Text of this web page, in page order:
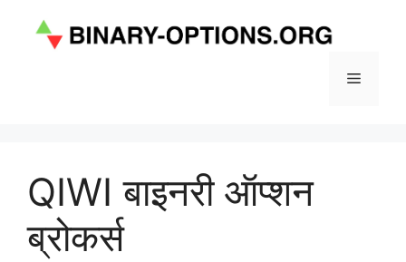
Menu
QIWI बाइनरी ऑप्शन
ब्रोकर्स